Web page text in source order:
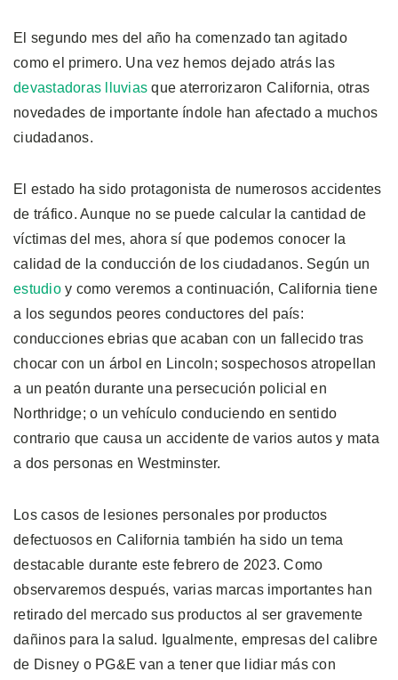
El segundo mes del año ha comenzado tan agitado
como el primero. Una vez hemos dejado atrás las
devastadoras lluvias que aterrorizaron California, otras
novedades de importante índole han afectado a muchos
ciudadanos.
El estado ha sido protagonista de numerosos accidentes
de tráfico. Aunque no se puede calcular la cantidad de
víctimas del mes, ahora sí que podemos conocer la
calidad de la conducción de los ciudadanos. Según un
estudioy como veremos a continuación, California tiene
a los segundos peores conductores del país:
conducciones ebrias que acaban con un fallecido tras
chocar con un árbol en Lincoln; sospechosos atropellan
a un peatón durante una persecución policial en
Northridge; o un vehículo conduciendo en sentido
contrario que causa un accidente de varios autos y mata
a dos personas en Westminster.
Los casos de lesiones personales por productos
defectuosos en California también ha sido un tema
destacable durante este febrero de 2023. Como
observaremos después, varias marcas importantes han
retirado del mercado sus productos al ser gravemente
dañinos para la salud. Igualmente, empresas del calibre
de Disney o PG&E van a tener que lidiar más con